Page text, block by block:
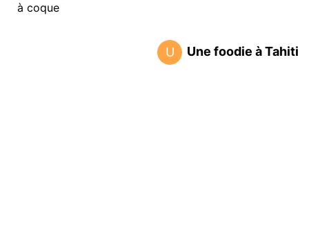
à coque
U Une foodie à Tahiti